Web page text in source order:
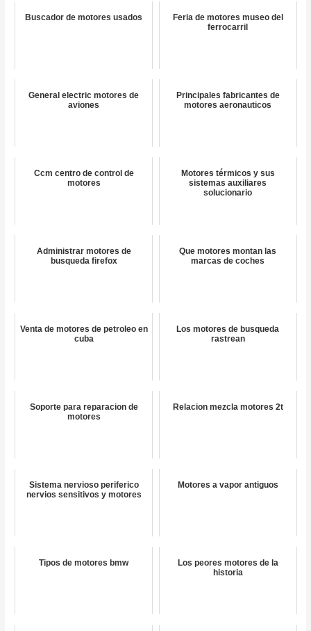
Buscador de motores usados
Feria de motores museo del
ferrocarril
General electric motores de
aviones
Principales fabricantes de
motores aeronauticos
Ccm centro de control de
motores
Motores térmicos y sus
sistemas auxiliares
solucionario
Administrar motores de
busqueda firefox
Que motores montan las
marcas de coches
Venta de motores de petroleo en
cuba
Los motores de busqueda
rastrean
Soporte para reparacion de
motores
Relacion mezcla motores 2t
Sistema nervioso periferico
nervios sensitivos y motores
Motores a vapor antiguos
Tipos de motores bmw
Los peores motores de la
historia